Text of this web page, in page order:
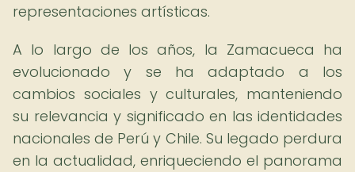
representaciones artísticas.
A lo largo de los años, la Zamacueca ha
evolucionado y se ha adaptado a los
cambios sociales y culturales, manteniendo
su relevancia y significado en las identidades
nacionales de Perú y Chile. Su legado perdura
en la actualidad, enriqueciendo el panorama